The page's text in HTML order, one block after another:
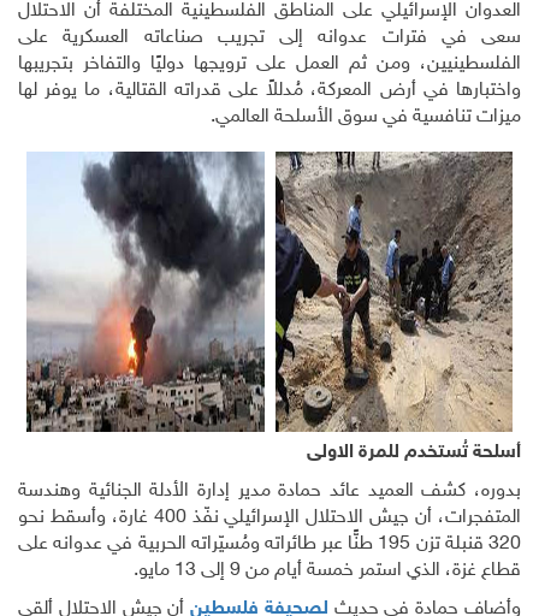
على المناطق الفلسطينية المختلفة أن الاحتلال
عدوانه إلى تجريب صناعاته العسكرية على
ومن ثم العمل على ترويجها دوليًا والتفاخر بتجريبها
في أرض المعركة، مُدللاً على قدراته القتالية، ما يوفر لها
في سوق الأسلحة العالمي.
للمرة الاولى
العميد عائد حمادة مدير إدارة الأدلة الجنائية وهندسة
المتفجرات، أن جيش الاحتلال الإسرائيلي نفّذ 400 غارة، وأسقط نحو
320 قنبلة تزن 195 طنًّا عبر طائراته ومُسيّراته الحربية في عدوانه على
استمر خمسة أيام من 9 إلى 13 مايو.
في حديث لصحيفة فلسطينأن جيش الاحتلال ألقى